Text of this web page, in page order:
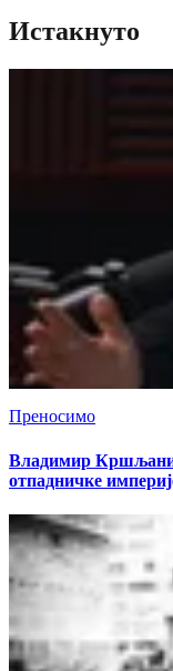
Истакнуто
Преносимо
Владимир
отпадничке